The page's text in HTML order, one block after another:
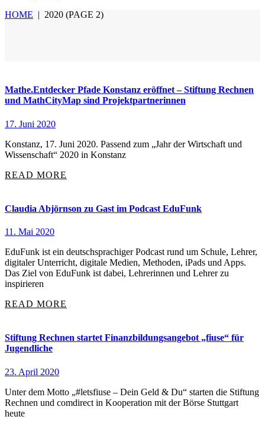
HOME | 2020 (PAGE 2)
Mathe.Entdecker Pfade Konstanz eröffnet – Stiftung Rechnen
und MathCityMap sind Projektpartnerinnen
17. Juni 2020
Konstanz, 17. Juni 2020. Passend zum „Jahr der Wirtschaft und
Wissenschaft“ 2020 in Konstanz
READ MORE
Claudia Abjörnson zu Gast im Podcast EduFunk
11. Mai 2020
EduFunk ist ein deutschsprachiger Podcast rund um Schule, Lehrer,
digitaler Unterricht, digitale Medien, Methoden, iPads und Apps.
Das Ziel von EduFunk ist dabei, Lehrerinnen und Lehrer zu
inspirieren
READ MORE
Stiftung Rechnen startet Finanzbildungsangebot „fiuse“ für
Jugendliche
23. April 2020
Unter dem Motto „#letsfiuse – Dein Geld & Du“ starten die Stiftung
Rechnen und comdirect in Kooperation mit der Börse Stuttgart
heute